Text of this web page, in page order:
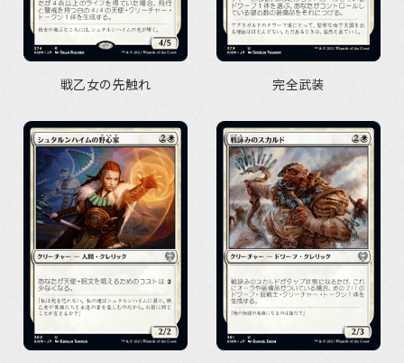
戦乙女の先触れ 完全武装